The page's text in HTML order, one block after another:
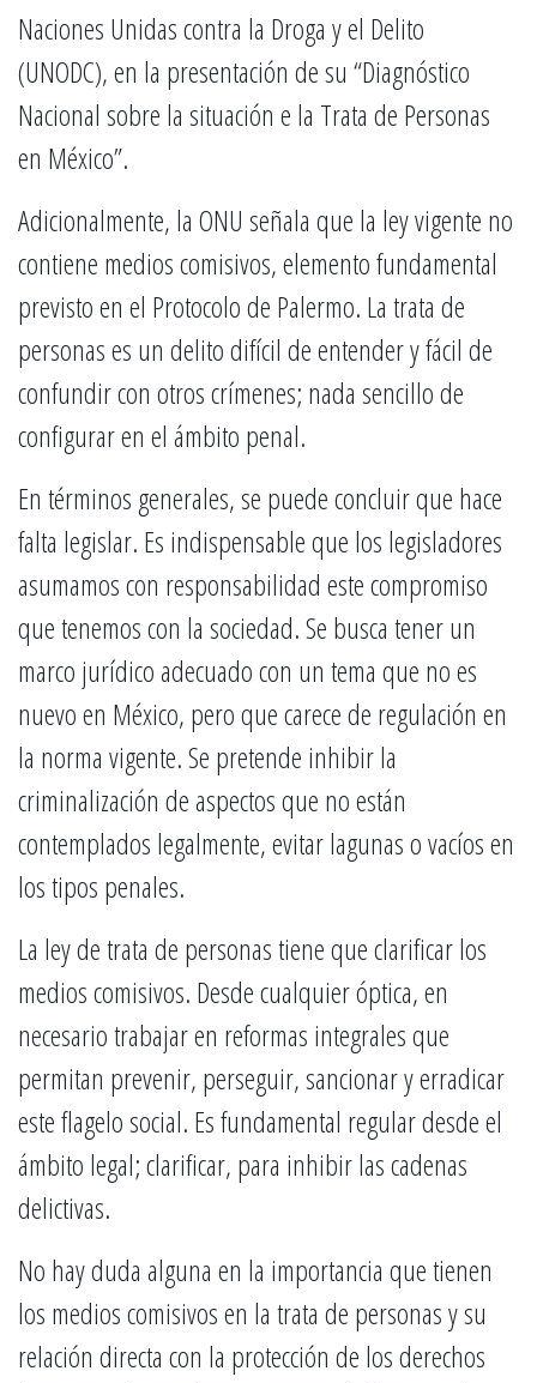
Naciones Unidas contra la Droga y el Delito
(UNODC), en la presentación de su “Diagnóstico
Nacional sobre la situación e la Trata de Personas
en México”.
Adicionalmente, la ONU señala que la ley vigente no
contiene medios comisivos, elemento fundamental
previsto en el Protocolo de Palermo. La trata de
personas es un delito difícil de entender y fácil de
confundir con otros crímenes; nada sencillo de
configurar en el ámbito penal.
En términos generales, se puede concluir que hace
falta legislar. Es indispensable que los legisladores
asumamos con responsabilidad este compromiso
que tenemos con la sociedad. Se busca tener un
marco jurídico adecuado con un tema que no es
nuevo en México, pero que carece de regulación en
la norma vigente. Se pretende inhibir la
criminalización de aspectos que no están
contemplados legalmente, evitar lagunas o vacíos en
los tipos penales.
La ley de trata de personas tiene que clarificar los
medios comisivos. Desde cualquier óptica, en
necesario trabajar en reformas integrales que
permitan prevenir, perseguir, sancionar y erradicar
este flagelo social. Es fundamental regular desde el
ámbito legal; clarificar, para inhibir las cadenas
delictivas.
No hay duda alguna en la importancia que tienen
los medios comisivos en la trata de personas y su
relación directa con la protección de los derechos